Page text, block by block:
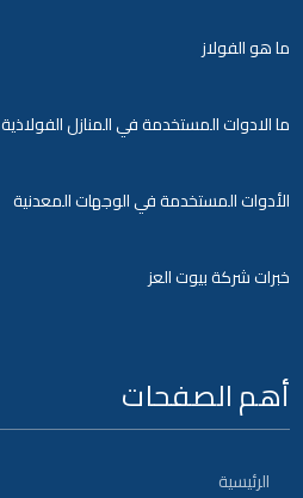
ما هو الفولاز
ما الادوات المستخدمة في المنازل الفولاذية
الأدوات المستخدمة في الوجهات المعدنية
خبرات شركة بيوت العز
أهم الصفحات
الرئيسية